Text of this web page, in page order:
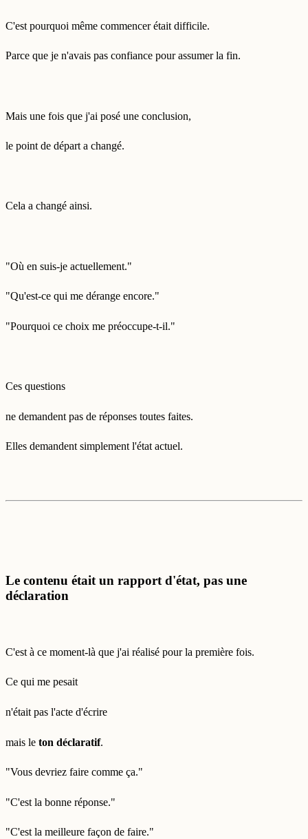
C'est pourquoi même commencer était difficile.
Parce que je n'avais pas confiance pour assumer la fin.
Mais une fois que j'ai posé une conclusion,
le point de départ a changé.
Cela a changé ainsi.
"Où en suis-je actuellement."
"Qu'est-ce qui me dérange encore."
"Pourquoi ce choix me préoccupe-t-il."
Ces questions
ne demandent pas de réponses toutes faites.
Elles demandent simplement l'état actuel.
Le contenu était un rapport d'état, pas une
déclaration
C'est à ce moment-là que j'ai réalisé pour la première fois.
Ce qui me pesait
n'était pas l'acte d'écrire
mais le ton déclaratif.
"Vous devriez faire comme ça."
"C'est la bonne réponse."
"C'est la meilleure façon de faire."